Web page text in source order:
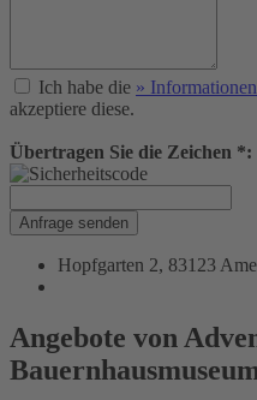
Ich habe die »
akzeptiere diese.
Übertragen Sie die Zeichen *:
Anfrage senden
Hopfgarten 2, 83123
Angebote von